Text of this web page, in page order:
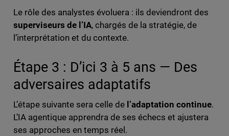
Le rôle des analystes évoluera : ils deviendront des
superviseurs de l’IA, chargés de la stratégie, de
l’interprétation et du contexte.
Étape 3 : D’ici 3 à 5 ans — Des
adversaires adaptatifs
L’étape suivante sera celle de l’adaptation continue.
L’IA agentique apprendra de ses échecs et ajustera
ses approches en temps réel.